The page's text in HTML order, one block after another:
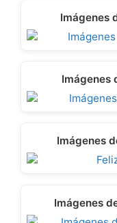
Imágenes
Imágenes
Imágenes
Imágenes